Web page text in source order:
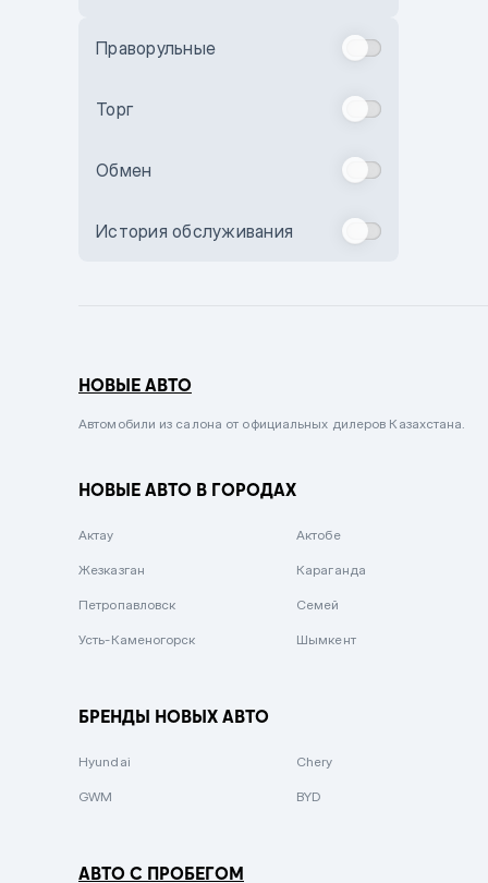
Бежевый
Комбинированный
Сиреневый металлик
Вишневый
Зеленый металлик
Праворульные
Торг
Обмен
История обслуживания
НОВЫЕ АВТО
Автомобили из салона от официальных дилеров Казахстана.
НОВЫЕ АВТО В ГОРОДАХ
Актау Актобе
Жезказган Караганда
Петропавловск Семей
Усть-Каменогорск Шымкент
БРЕНДЫ НОВЫХ АВТО
Hyundai Chery
GWM BYD
АВТО С ПРОБЕГОМ